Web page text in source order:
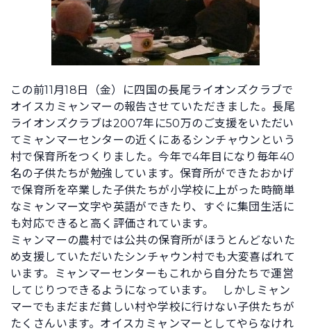
この前11月18日（金）に四国の長尾ライオンズクラブで
オイスカミャンマーの報告させていただきました。長尾
ライオンズクラブは2007年に50万のご支援をいただい
てミャンマーセンターの近くにあるシンチャウンという
村で保育所をつくりました。今年で4年目になり毎年40
名の子供たちが勉強しています。保育所ができたおかげ
で保育所を卒業した子供たちが小学校に上がった時簡単
なミャンマー文字や英語ができたり、すぐに集団生活に
も対応できると高く評価されています。
ミャンマーの農村では公共の保育所がほうとんどないた
め支援していただいたシンチャウン村でも大変喜ばれて
います。ミャンマーセンターもこれから自分たちで運営
してじりつできるようになっています。 しかしミャン
マーでもまだまだ貧しい村や学校に行けない子供たちが
たくさんいます。オイスカミャンマーとしてやらなけれ